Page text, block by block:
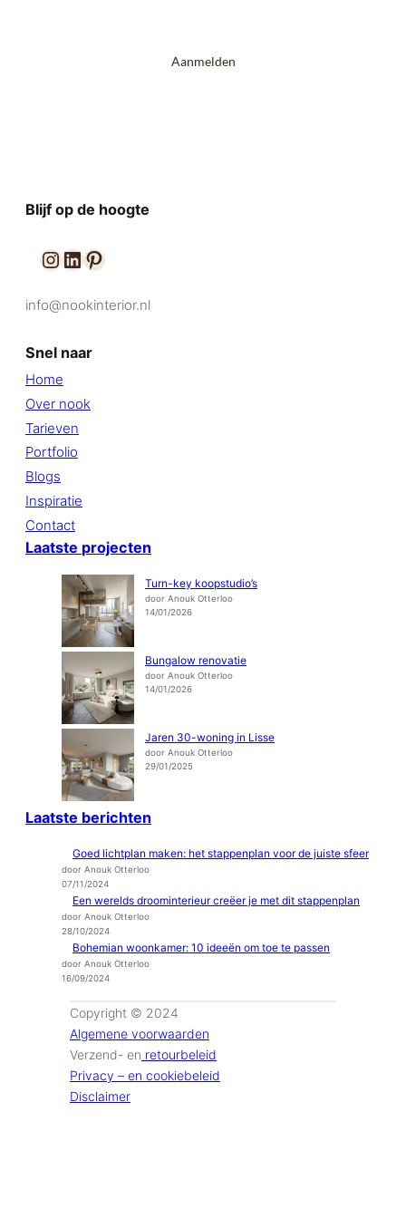
Aanmelden
Blijf op de hoogte
info@nookinterior.nl
Snel naar
Home
Over nook
Tarieven
Portfolio
Blogs
Inspiratie
Contact
Laatste projecten
Turn-key koopstudio’s
door Anouk Otterloo
14/01/2026
Bungalow renovatie
door Anouk Otterloo
14/01/2026
Jaren 30-woning in Lisse
door Anouk Otterloo
29/01/2025
Laatste berichten
Goed lichtplan maken: het stappenplan voor de juiste sfeer
door Anouk Otterloo
07/11/2024
Een werelds droominterieur creëer je met dit stappenplan
door Anouk Otterloo
28/10/2024
Bohemian woonkamer: 10 ideeën om toe te passen
door Anouk Otterloo
16/09/2024
Copyright © 2024
Algemene voorwaarden
Verzend- en retourbeleid
Privacy – en cookiebeleid
Disclaimer